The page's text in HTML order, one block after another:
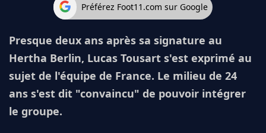
Préférez Foot11.com sur Google
Presque deux ans après sa signature au
Hertha Berlin, Lucas Tousart s'est exprimé au
sujet de l'équipe de France. Le milieu de 24
ans s'est dit "convaincu" de pouvoir intégrer
le groupe.